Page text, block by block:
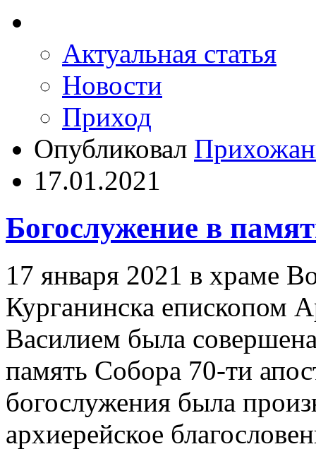
Актуальная статья
Новости
Приход
Опубликовал
17.01.2021
Богослужение в
17 января 2021 в храме
Курганинска епископом
Василием была
память Собора 70-ти
богослужения была
архиерейское